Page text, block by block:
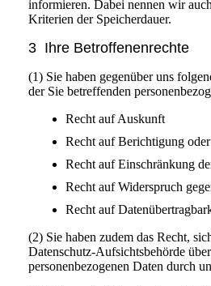
informieren. Dabei nennen wir
Kriterien der Speicherdauer.
3 Ihre Betroffenenrechte
(1) Sie haben gegenüber uns
der Sie betreffenden
Recht auf Auskunft
Recht auf Berichtigung
Recht auf Einschränkung
Recht auf Widerspruch
Recht auf
(2) Sie haben zudem das Recht,
Datenschutz-Aufsichtsbehörde
personenbezogenen Daten durch